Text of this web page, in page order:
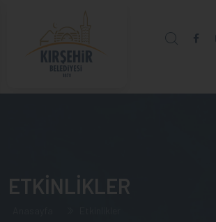
ETKİNLİKLER